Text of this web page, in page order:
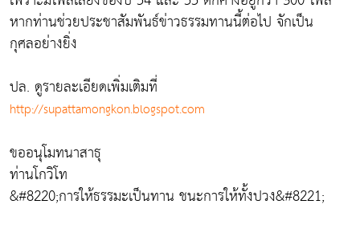
หากท่านช่วยประชาสัมพันธ์ข่าวธรรมทานนี้ต่อไป จักเป็น
กุศลอย่างยิ่ง
ปล. ดูรายละเอียดเพิ่มเติมที่
http://supattamongkon.blogspot.com
ขออนุโมทนาสาธุ
ท่านโกวิโท
&#8220;การให้ธรรมะเป็นทาน ชนะการให้ทั้งปวง&#8221;